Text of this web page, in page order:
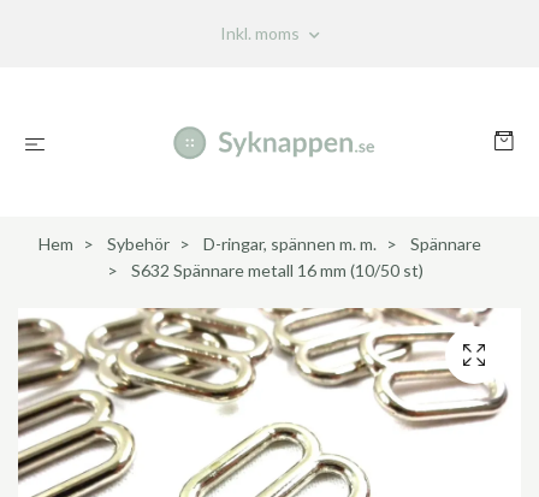
Inkl. moms
Hem Sybehör D-ringar, spännen m. m.
Spännare
S632 Spännare metall 16 mm (10/50 st)